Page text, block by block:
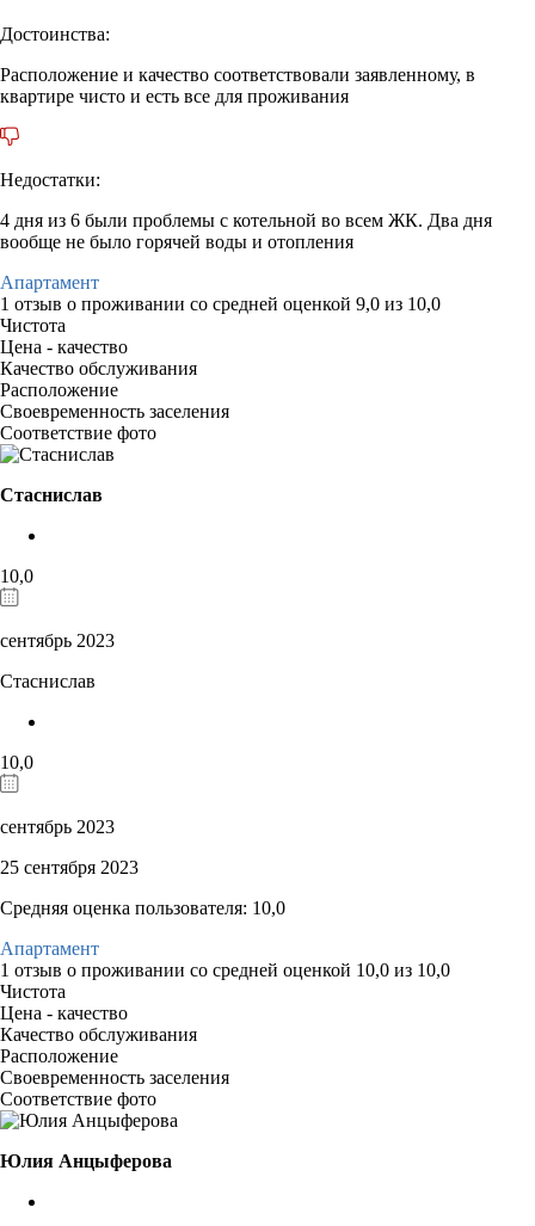
Достоинства:
Расположение и качество соответствовали заявленному, в
квартире чисто и есть все для проживания
Недостатки:
4 дня из 6 были проблемы с котельной во всем ЖК. Два дня
вообще не было горячей воды и отопления
Апартамент
1 отзыв о проживании со средней оценкой 9,0 из 10,0
Чистота
Цена - качество
Качество обслуживания
Расположение
Своевременность заселения
Соответствие фото
Стаснислав
10,0
сентябрь 2023
Стаснислав
10,0
сентябрь 2023
25 сентября 2023
Средняя оценка пользователя: 10,0
Апартамент
1 отзыв о проживании со средней оценкой 10,0 из 10,0
Чистота
Цена - качество
Качество обслуживания
Расположение
Своевременность заселения
Соответствие фото
Юлия Анцыферова